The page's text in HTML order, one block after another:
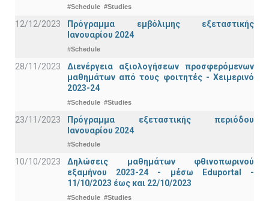
#Schedule #Studies
12/12/2023
Πρόγραμμα εμβόλιμης εξεταστικής
Ιανουαρίου 2024
#Schedule
28/11/2023
Διενέργεια αξιολογήσεων προσφερόμενων
μαθημάτων από τους φοιτητές - Χειμερινό
2023-24
#Schedule #Studies
23/11/2023
Πρόγραμμα εξεταστικής περιόδου
Ιανουαρίου 2024
#Schedule
10/10/2023
Δηλώσεις μαθημάτων φθινοπωρινού
εξαμήνου 2023-24 - μέσω Εduportal -
11/10/2023 έως και 22/10/2023
#Schedule #Studies